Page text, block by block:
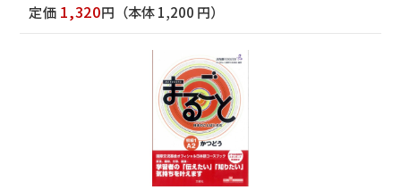
定価 1,320円 （本体 1,200 円）